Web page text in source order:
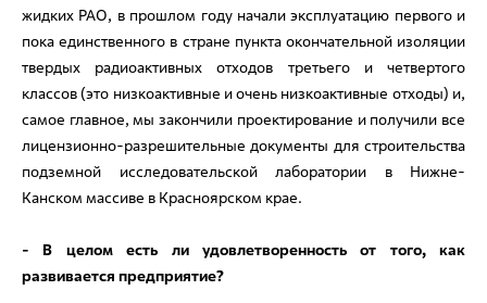
жидких РАО, в прошлом году начали эксплуатацию первого и
пока единственного в стране пункта окончательной изоляции
твердых радиоактивных отходов третьего и четвертого
классов (это низкоактивные и очень низкоактивные отходы) и,
самое главное, мы закончили проектирование и получили все
лицензионно-разрешительные документы для строительства
подземной исследовательской лаборатории в Нижне-
Канском массиве в Красноярском крае.
- В целом есть ли удовлетворенность от того, как
развивается предприятие?